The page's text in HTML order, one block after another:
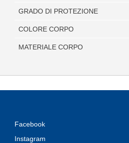
GRADO DI PROTEZIONE
COLORE CORPO
MATERIALE CORPO
Facebook
Instagram